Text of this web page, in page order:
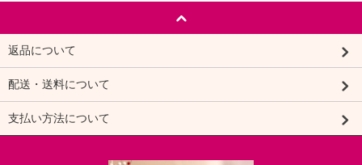
返品について
配送・送料について
支払い方法について